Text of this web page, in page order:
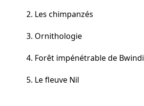
2. Les chimpanzés
3. Ornithologie
4. Forêt impénétrable de Bwindi
5. Le fleuve Nil